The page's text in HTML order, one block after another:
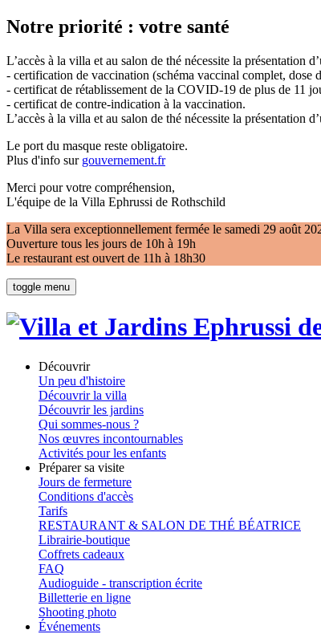
Notre priorité : votre santé
L’accès à la villa et au salon de thé nécessite la présentation
- certification de vaccination (schéma vaccinal complet, dose
- certificat de rétablissement de la COVID-19 de plus de 11
- certificat de contre-indication à la vaccination.
L’accès à la villa et au salon de thé nécessite la présentation
Le port du masque reste obligatoire.
Plus d'info sur gouvernement.fr
Merci pour votre compréhension,
L'équipe de la Villa Ephrussi de Rothschild
La Villa sera exceptionnellement fermée le samedi 29 août
Ouverture tous les jours de 10h à 19h
Le restaurant est ouvert de 11h à 18h30
toggle menu
Découvrir
Un peu d'histoire
Découvrir la villa
Découvrir les jardins
Qui sommes-nous ?
Nos œuvres incontournables
Activités pour les enfants
Préparer sa visite
Jours de fermeture
Conditions d'accès
Tarifs
RESTAURANT & SALON DE THÉ BÉATRICE
Librairie-boutique
Coffrets cadeaux
FAQ
Audioguide - transcription écrite
Billetterie en ligne
Shooting photo
Événements